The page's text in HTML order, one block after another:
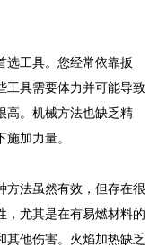
选工具。您经常依靠扳
工具需要体力并可能导致
高。机械方法也缺乏精
加力量。
方法虽然有效，但存在很
，尤其是在有易燃材料的
其他伤害。火焰加热缺乏